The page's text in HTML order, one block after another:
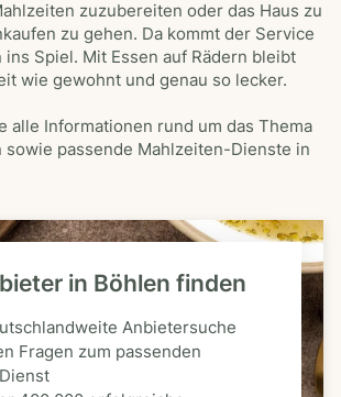
zuzubereiten oder das Haus zu
zu gehen. Da kommt der Service
ins Spiel. Mit Essen auf Rädern bleibt
wie gewohnt und genau so lecker.
alle Informationen rund um das Thema
sowie passende Mahlzeiten-Dienste in
in Böhlen finden
Anbietersuche
Fragen zum passenden